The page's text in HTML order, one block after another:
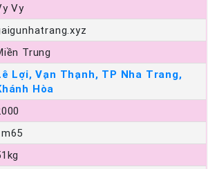
Vy
Trung
Lợi, Vạn Thạnh, TP Nha Trang,
Hòa